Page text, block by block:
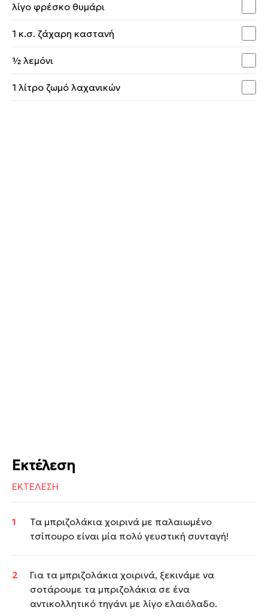
λίγο φρέσκο θυμάρι
1 κ.σ. ζάχαρη καστανή
½ λεμόνι
1 λίτρο ζωμό λαχανικών
Εκτέλεση
ΕΚΤΕΛΕΣΗ
Τα μπριζολάκια χοιρινά με παλαιωμένο
τσίπουρο είναι μία πολύ γευστική συνταγή!
Για τα μπριζολάκια χοιρινά, ξεκινάμε να
σοτάρουμε τα μπριζολάκια σε ένα
αντικολλητικό τηγάνι με λίγο ελαιόλαδο.